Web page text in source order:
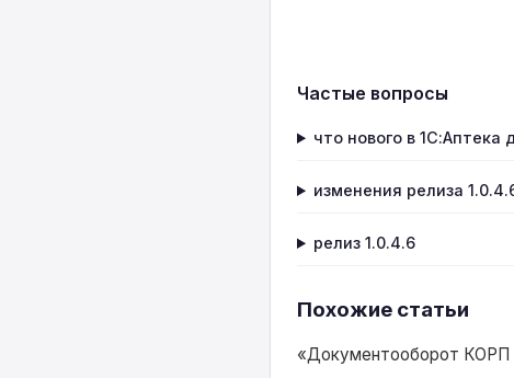
Частые вопросы
что нового в 1С:Аптека
изменения релиза
релиз 1.0.4.6
Похожие статьи
«Документооборот КОРП